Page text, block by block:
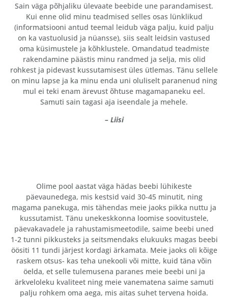
Sain väga põhjaliku ülevaate beebide une parandamisest.
Kui enne olid minu teadmised selles osas lünklikud
(informatsiooni antud teemal leidub väga palju, kuid palju
on ka vastuolusid ja nüansse), siis sealt leidsin vastused
oma küsimustele ja kõhklustele. Omandatud teadmiste
rakendamine päästis minu randmed ja selja, mis olid
rohkest ja pidevast kussutamisest üles ütlemas. Tänu sellele
on minu lapse ja ka minu enda uni oluliselt paranenud ning
mul ei teki enam ärevust õhtuse magamapaneku eel.
Samuti sain tagasi aja iseendale ja mehele.
– Liisi
Olime pool aastat väga hädas beebi lühikeste
päevaunedega, mis kestsid vaid 30-45 minutit, ning
magama panekuga, mis tähendas meie jaoks pikka nuttu ja
kussutamist. Tänu unekeskkonna loomise soovitustele,
päevakavadele ja rahustamismeetodile, saime beebi uned
1-2 tunni pikkusteks ja seitsmendaks elukuuks magas beebi
öösiti 11 tundi järjest kordagi ärkamata. Meie jaoks oli kõige
raskem otsus- kas teha unekooli või mitte, kuid täna võin
öelda, et selle tulemusena paranes meie beebi uni ja
ärkveloleku kvaliteet ning meie vanematena saime samuti
palju rohkem oma aega, mis aitas suhet tervena hoida.